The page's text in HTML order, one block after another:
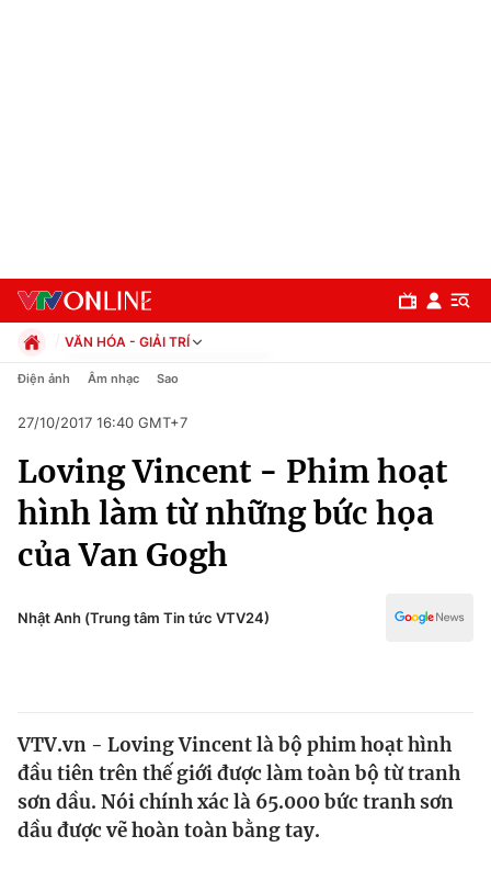
Chuyên mục
Chính trị
Xã hội
Pháp luật
Thế giới
Tin tức
Thế giới đó đây
Kinh tế
VĂN HÓA - GIẢI TRÍ
Chính trị
Pháp luật
Kinh tế
Thể thao
Truyền hình
Văn hóa - Giải trí
Công nghệ
Điện ảnh Âm nhạc Sao
27/10/2017 16:40 GMT+7
Loving Vincent - Phim hoạt
hình làm từ những bức họa
của Van Gogh
Nhật Anh (Trung tâm Tin tức VTV24)
VTV.vn - Loving Vincent là bộ phim hoạt hình
đầu tiên trên thế giới được làm toàn bộ từ tranh
sơn dầu. Nói chính xác là 65.000 bức tranh sơn
dầu được vẽ hoàn toàn bằng tay.